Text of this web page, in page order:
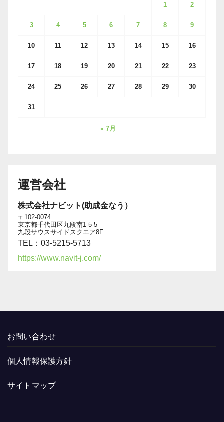
1 2
3 4 5 6 7 8 9
10 11 12 13 14 15 16
17 18 19 20 21 22 23
24 25 26 27 28 29 30
31
« 7月
運営会社
株式会社ナビット(助成金なう）
〒102-0074
東京都千代田区九段南1-5-5
九段サウスサイドスクエア8F
TEL：03-5215-5713
https://www.navit-j.com/
お問い合わせ
個人情報保護方針
サイトマップ